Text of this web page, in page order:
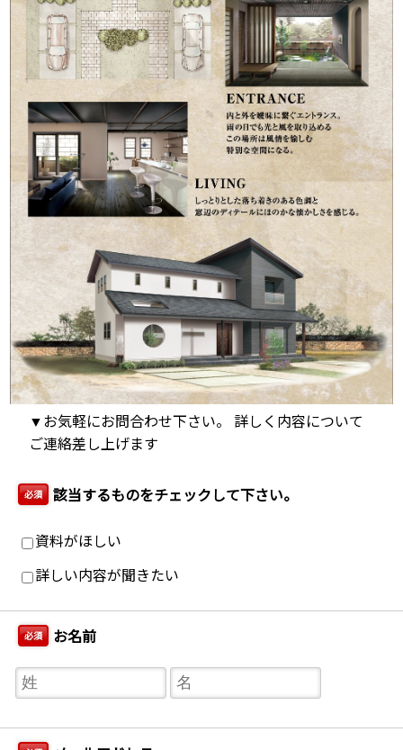
▼お気軽にお問合わせ下さい。 詳しく内容について
ご連絡差し上げます
必須 該当するものをチェックして下さい。
資料がほしい
詳しい内容が聞きたい
必須 お名前